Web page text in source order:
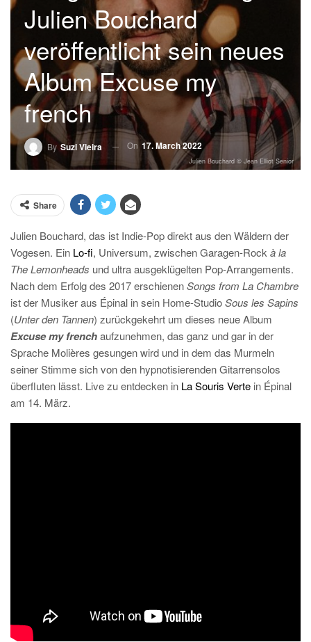
Julien Bouchard
veröffentlicht sein neues
Album Excuse my
french
By Suzi Vieira On 17. March 2022
Julien Bouchard © Jean Elliot Senior
Share
Julien Bouchard, das ist Indie-Pop direkt aus den Wäldern der
Vogesen. Ein Lo-fi, Universum, zwischen Garagen-Rock à la
The Lemonheads und ultra ausgeklügelten Pop-Arrangements.
Nach dem Erfolg des 2017 erschienenSongs from La Chambre
ist der Musiker aus Épinal in sein Home-StudioSous les Sapins
(Unter den Tannen) zurückgekehrt um dieses neue Album
Excuse my frenchaufzunehmen, das ganz und gar in der
Sprache Molières gesungen wird und in dem das Murmeln
seiner Stimme sich von den hypnotisierenden Gitarrensolos
überfluten lässt. Live zu entdecken in La Souris Verte in Épinal
am 14. März.